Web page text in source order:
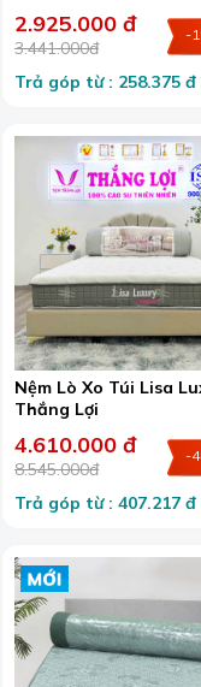
2.925.000 đ
3.441.000đ
-
Trả góp từ : 258.375 đ
Nệm Lò Xo Túi Lisa
Thắng Lợi
4.610.000 đ
8.545.000đ
-
Trả góp từ : 407.217 đ